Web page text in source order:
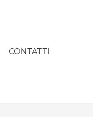
CONTATTI